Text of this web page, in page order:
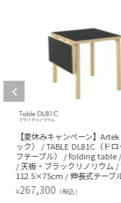
【夏休みキャンペーン】Artek
ック） / TABLE DL81C（ドロ
フテーブル） / folding table /
/ 天板・ブラックリノリウム /
112.5×75cm / 伸長式テーブル
267,300（税込）